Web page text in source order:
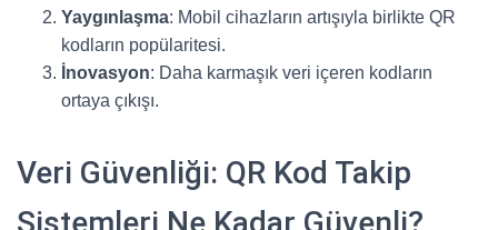
Yaygınlaşma: Mobil cihazların artışıyla birlikte QR
kodların popülaritesi.
İnovasyon: Daha karmaşık veri içeren kodların
ortaya çıkışı.
Veri Güvenliği: QR Kod Takip
Sistemleri Ne Kadar Güvenli?